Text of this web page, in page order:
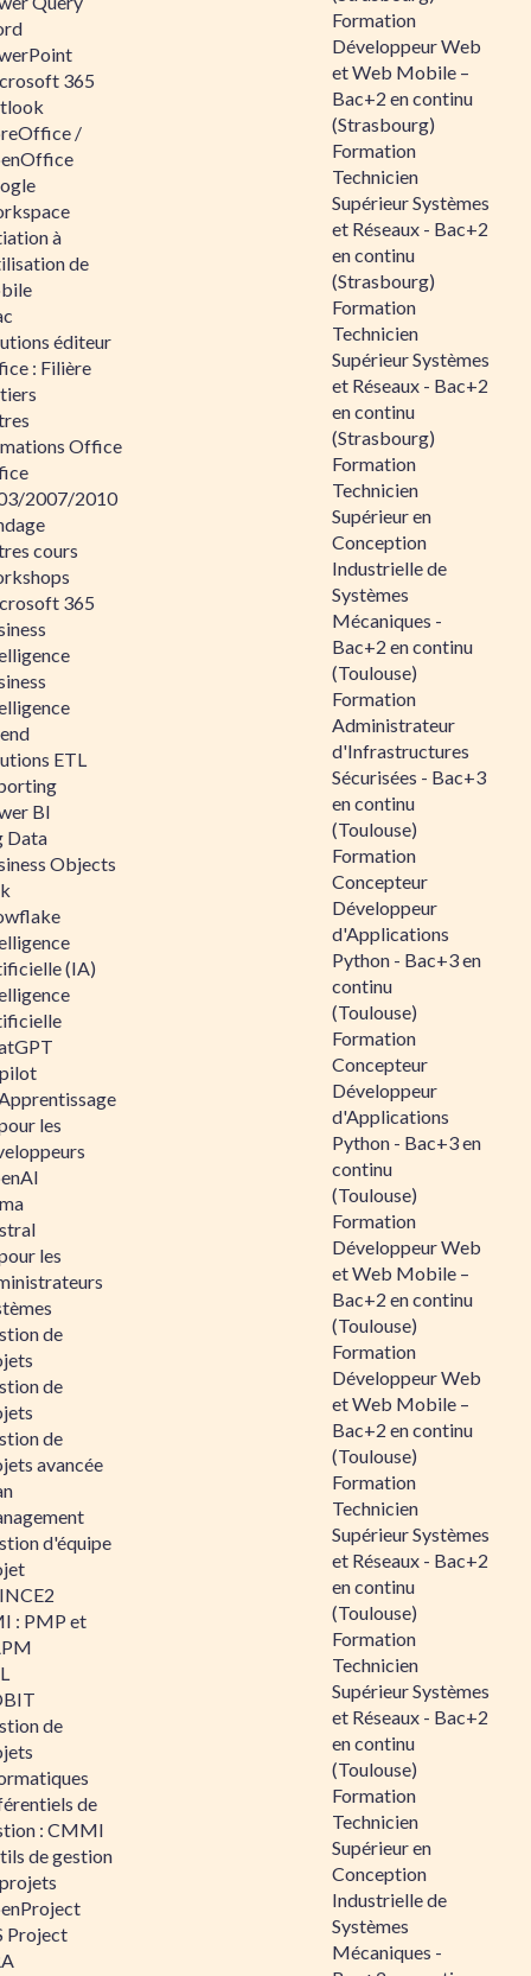
365
/
à
de
éditeur
: Filière
Office
2007/2010
cours
365
ETL
BI
Data
Objects
(IA)
les
les
de
de
de
avancée
d'équipe
: PMP et
de
de
: CMMI
de gestion
Project
Formation
Développeur Web
et Web Mobile –
Bac+2 en continu
(Strasbourg)
Formation
Technicien
Supérieur Systèmes
et Réseaux - Bac+2
en continu
(Strasbourg)
Formation
Technicien
Supérieur Systèmes
et Réseaux - Bac+2
en continu
(Strasbourg)
Formation
Technicien
Supérieur en
Conception
Industrielle de
Systèmes
Mécaniques -
Bac+2 en continu
(Toulouse)
Formation
Administrateur
d'Infrastructures
Sécurisées - Bac+3
en continu
(Toulouse)
Formation
Concepteur
Développeur
d'Applications
Python - Bac+3 en
continu
(Toulouse)
Formation
Concepteur
Développeur
d'Applications
Python - Bac+3 en
continu
(Toulouse)
Formation
Développeur Web
et Web Mobile –
Bac+2 en continu
(Toulouse)
Formation
Développeur Web
et Web Mobile –
Bac+2 en continu
(Toulouse)
Formation
Technicien
Supérieur Systèmes
et Réseaux - Bac+2
en continu
(Toulouse)
Formation
Technicien
Supérieur Systèmes
et Réseaux - Bac+2
en continu
(Toulouse)
Formation
Technicien
Supérieur en
Conception
Industrielle de
Systèmes
Mécaniques -